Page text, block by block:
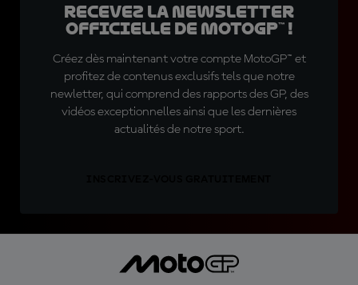
Recevez la Newsletter
officielle de MotoGP™ !
Créez dès maintenant votre compte MotoGP™ et
profitez de contenus exclusifs tels que notre
newletter, qui comprend des rapports des GP, des
vidéos exceptionnelles ainsi que les dernières
actualités de notre sport.